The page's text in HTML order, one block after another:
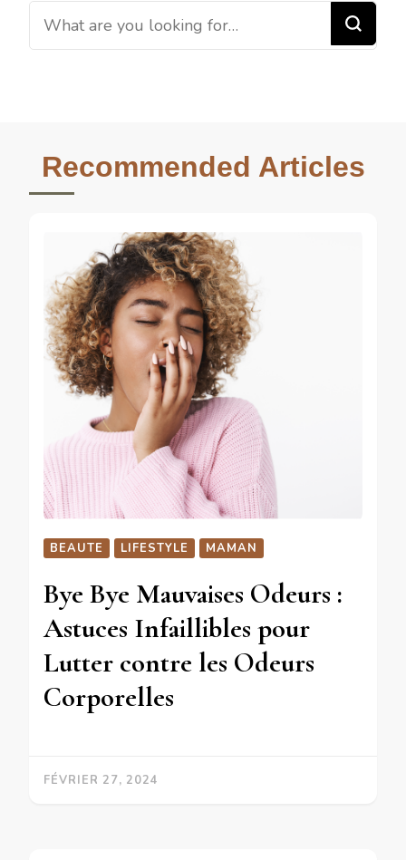
Recommended Articles
BEAUTE LIFESTYLE MAMAN
Bye Bye Mauvaises Odeurs :
Astuces Infaillibles pour
Lutter contre les Odeurs
Corporelles
FÉVRIER 27, 2024